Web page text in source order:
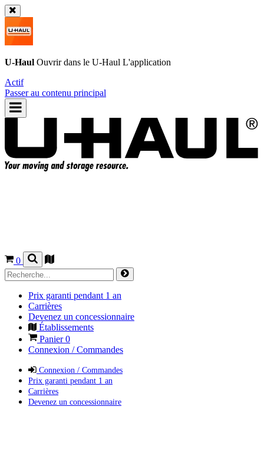
U-Haul Ouvrir dans le U-Haul L'application
Actif
Passer au contenu principal
0
Prix garanti pendant 1 an
Carrières
Devenez un concessionnaire
Établissements
Panier0
Connexion / Commandes
Connexion / Commandes
Prix garanti pendant 1 an
Carrières
Devenez un concessionnaire